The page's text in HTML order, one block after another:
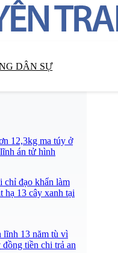
DÂN SỰ
12,3kg ma túy ở
án tử hình
chỉ đạo khẩn làm
hạ 13 cây xanh tại
lĩnh 13 năm tù vì
tiền chi trả an